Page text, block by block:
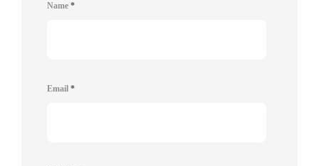
Name *
Email *